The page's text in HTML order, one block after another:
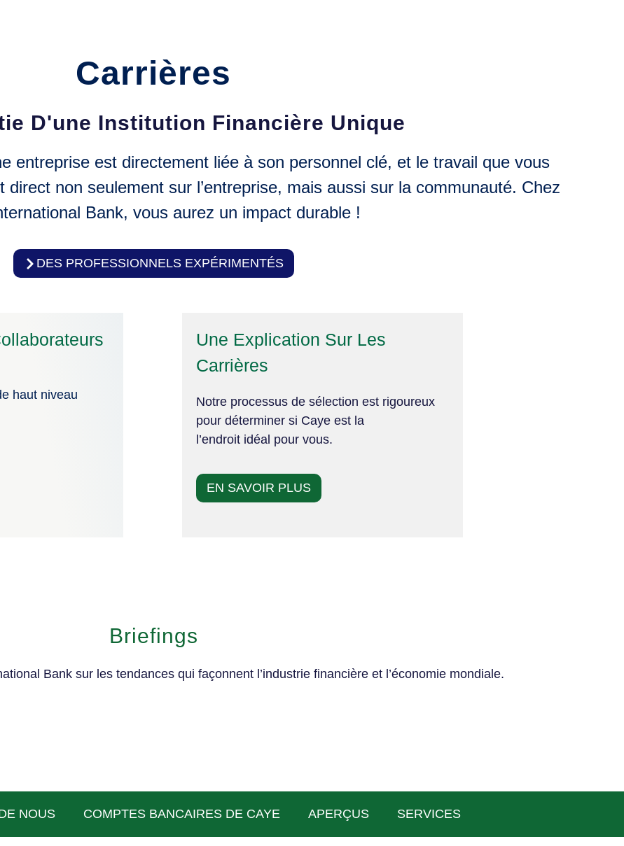
Carrières
D'une Institution Financière Unique
entreprise est directement liée à son personnel clé, et le travail que vous
non seulement sur l’entreprise, mais aussi sur la communauté. Chez
Bank, vous aurez un impact durable !
DES PROFESSIONNELS EXPÉRIMENTÉS
haut niveau
Une Explication Sur Les
Carrières
Notre processus de sélection est rigoureux
pour déterminer si Caye est la
l’endroit idéal pour vous.
EN SAVOIR PLUS
Briefings
Bank sur les tendances qui façonnent l’industrie financière et l’économie mondiale.
NOUS COMPTES BANCAIRES DE CAYE APERÇUS SERVICES